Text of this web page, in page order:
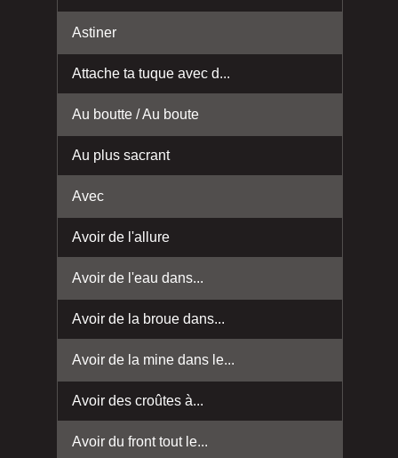
Astiner
Attache ta tuque avec d...
Au boutte / Au boute
Au plus sacrant
Avec
Avoir de l'allure
Avoir de l'eau dans...
Avoir de la broue dans...
Avoir de la mine dans le...
Avoir des croûtes à...
Avoir du front tout le...